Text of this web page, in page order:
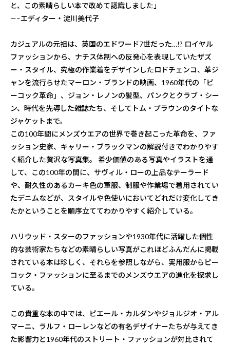
と、この素晴らしい本で改めて認識しました」
—–エディター・淀川美代子
カジュアルの元祖は、英国のエドワード7世だった…!? ロイヤル
ファッションから、ナチス体制への反発心を表現していたザズ
ー・スタイル、究極の作業着をデザインしたロドチェンコ、革ジ
ャンを流行らせたマーロン・ブランドの映画、1960年代の「ピ
ーコック革命」、ジョン・レノンの髪型、パンクとクラブ・シー
ン、時代を先導した雑誌たち、そしてトム・ブラウンのタイトな
ジャケットまで。
この100年間にメンズウエアの世界で巻き起こった革命を、ファ
ッション史家、キャリー・ブラックマンの解説付きでわかりやす
く紹介した贅沢な写真集。 希少価値のある写真やイラストを通
して、この100年の間に、サヴィル・ローの上品なテーラード
や、耐久性のあるカーキ色の軍服、制服や作業場で着用されてい
たデニムなどが、スタイルや色使いにおいてどれだけ変化してき
たかということを順序立ててわかりやすく紹介している。
ハリウッド・スターのファッションや1930年代に活躍した個性
的な芸術家たちなどの素晴らしい写真がこれほどふんだんに掲載
されている本は珍しく、それらを参照しながら、実用服からピー
コック・ファッションに至るまでのメンズウエアの進化を探求し
ている。
この貴重な本の中では、ピエール・カルダンやジョルジオ・アル
マーニ、ラルフ・ローレンなどの有名デザイナーたちが与えてき
た影響力と1960年代のストリート・ファッションが対比されて